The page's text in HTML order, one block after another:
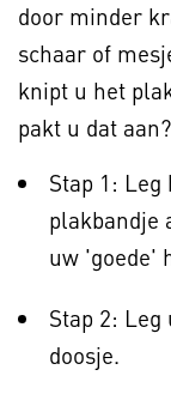
door minder
schaar of
knipt u het
pakt u dat aan?
Stap 1:
plakbandje
uw 'goede'
Stap 2:
doosje.